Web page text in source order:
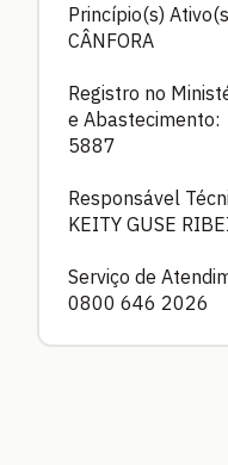
Princípio(s)
CÂNFORA
Registro no
e Abastecimento:
5887
Responsável
KEITY GUSE
Serviço de
0800 646 2026